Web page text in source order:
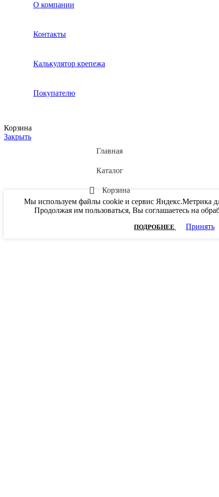
О компании
Контакты
Калькулятор крепежа
Покупателю
Корзина
Закрыть
Мы используем файлы cookie и сервис Яндекс.Метрика
Продолжая им пользоваться, Вы соглашаетесь на
ПОДРОБНЕЕ Принять
Главная
Каталог
Корзина